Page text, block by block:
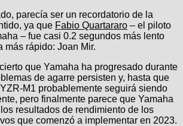
parecía ser un recordatorio de la
ya que Fabio Quartararo – el piloto
– fue casi 0.2 segundos más lento
más rápido: Joan Mir.
que Yamaha ha progresado durante
de agarre persisten y, hasta que
M1 probablemente seguirá siendo
pero finalmente parece que Yamaha
resultados de rendimiento de los
que comenzó a implementar en 2023.